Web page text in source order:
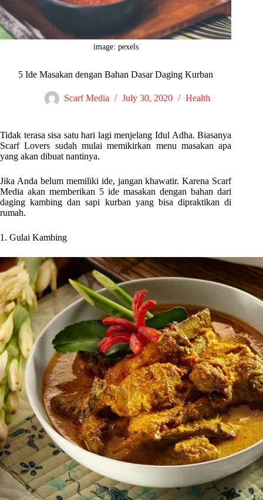
image: pexels
5 Ide Masakan dengan Bahan Dasar Daging Kurban
Scarf Media July 30, 2020 Health
Tidak terasa sisa satu hari lagi menjelang Idul Adha. Biasanya
Scarf Lovers sudah mulai memikirkan menu masakan apa
yang akan dibuat nantinya.
Jika Anda belum memiliki ide, jangan khawatir. Karena Scarf
Media akan memberikan 5 ide masakan dengan bahan dari
daging kambing dan sapi kurban yang bisa dipraktikan di
rumah.
1. Gulai Kambing